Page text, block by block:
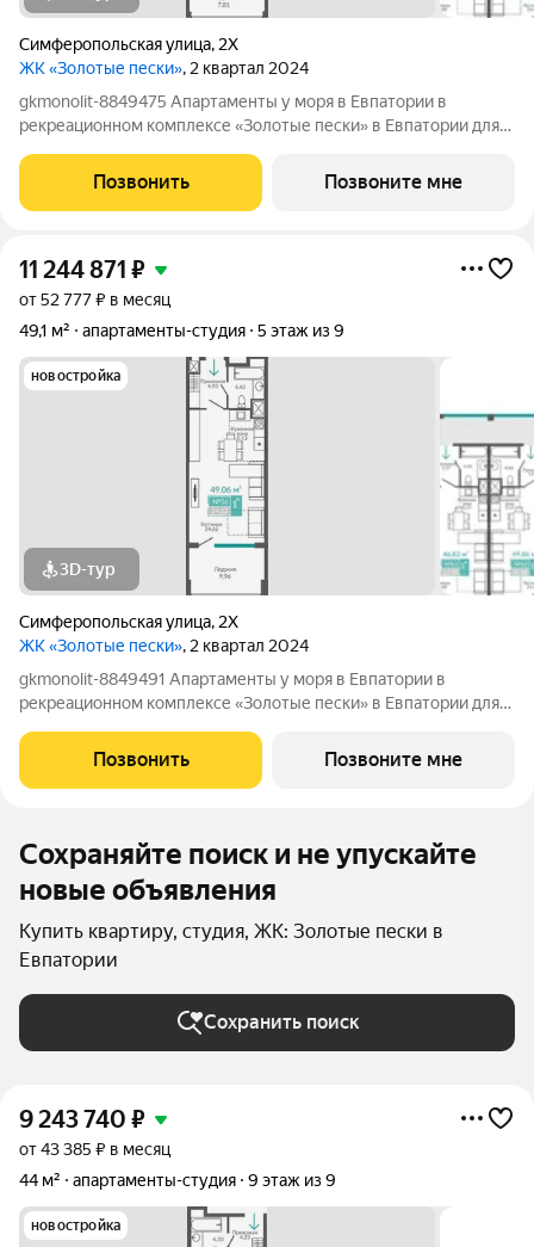
Симферопольская улица, 2Х
ЖК «Золотые пески», 2 квартал 2024
gkmonolit-8849475 Апартаменты у моря в Евпатории в
рекреационном комплексе «Золотые пески» в Евпатории для
ОГРАНИЧЕНО! Ввод в эксплуатацию - II кв. 2027 О
КОМПЛЕКСЕ. Комплекс апартаментов «Золотые пески» -
Позвонить Позвоните мне
11 244 871 ₽
от 52 777 ₽ в месяц
49,1 м²
апартаменты-студия 5 этаж из 9
новостройка
3D-тур
Симферопольская улица, 2Х
ЖК «Золотые пески», 2 квартал 2024
gkmonolit-8849491 Апартаменты у моря в Евпатории в
рекреационном комплексе «Золотые пески» в Евпатории для
ОГРАНИЧЕНО! Ввод в эксплуатацию - II кв. 2027 О
КОМПЛЕКСЕ. Комплекс апартаментов «Золотые пески» -
Позвонить Позвоните мне
Сохраняйте поиск и не упускайте
новые объявления
Купить квартиру, студия, ЖК: Золотые пески в
Евпатории
Сохранить поиск
9 243 740 ₽
от 43 385 ₽ в месяц
44 м²
апартаменты-студия 9 этаж из 9
новостройка